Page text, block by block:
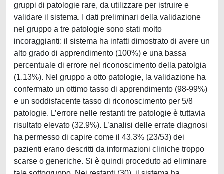
gruppi di patologie rare, da utilizzare per istruire e
validare il sistema. I dati preliminari della validazione
nel gruppo a tre patologie sono stati molto
incoraggianti: il sistema ha infatti dimostrato di avere un
alto grado di apprendimento (100%) e una bassa
percentuale di errore nel riconoscimento della patolgia
(1.13%). Nel gruppo a otto patologie, la validazione ha
confermato un ottimo tasso di apprendimento (98-99%)
e un soddisfacente tasso di riconoscimento per 5/8
patologie. L’errore nelle restanti tre patologie è tuttavia
risultato elevato (32.9%). L’analisi delle errate diagnosi
ha permesso di capire come il 43.3% (23/53) dei
pazienti erano descritti da informazioni cliniche troppo
scarse o generiche. Si è quindi proceduto ad eliminare